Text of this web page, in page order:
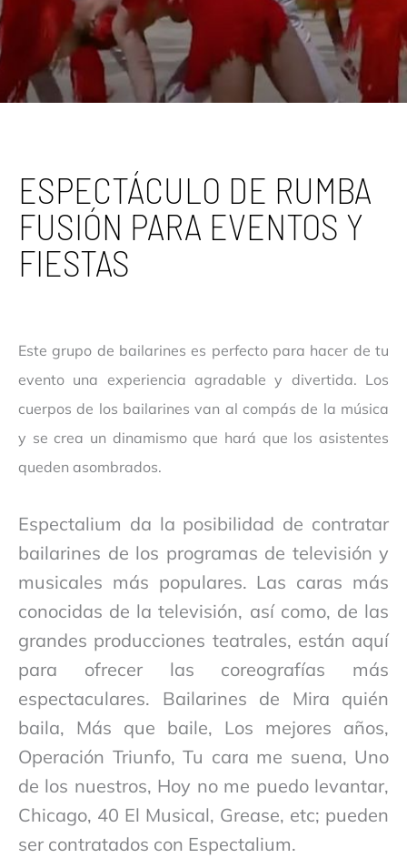
ESPECTÁCULO DE RUMBA
FUSIÓN PARA EVENTOS Y
FIESTAS
Este grupo de bailarines es perfecto para hacer de tu
evento una experiencia agradable y divertida. Los
cuerpos de los bailarines van al compás de la música
y se crea un dinamismo que hará que los asistentes
queden asombrados.
Espectalium da la posibilidad de contratar
bailarines de los programas de televisión y
musicales más populares. Las caras más
conocidas de la televisión, así como, de las
grandes producciones teatrales, están aquí
para ofrecer las coreografías más
espectaculares. Bailarines de Mira quién
baila, Más que baile, Los mejores años,
Operación Triunfo, Tu cara me suena, Uno
de los nuestros, Hoy no me puedo levantar,
Chicago, 40 El Musical, Grease, etc; pueden
ser contratados con Espectalium.